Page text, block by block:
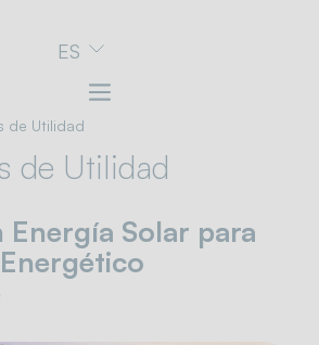
ES
de Utilidad
de Utilidad
Energía Solar para